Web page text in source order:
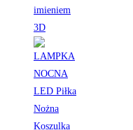
imieniem